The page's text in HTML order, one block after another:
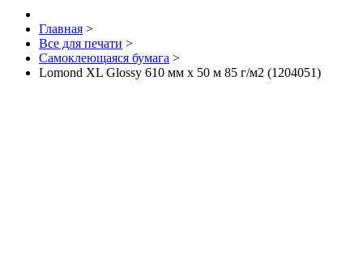
Главная >
Все для печати >
Самоклеющаяся бумага >
Lomond XL Glossy 610 мм х 50 м 85 г/м2 (1204051)